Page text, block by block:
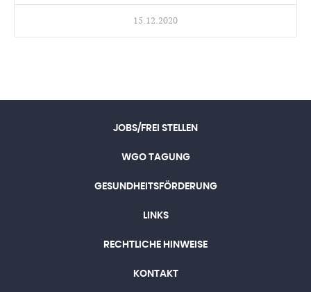
15.12.2020
JOBS/FREI STELLEN
WGO TAGUNG
GESUNDHEITSFÖRDERUNG
LINKS
RECHTLICHE HINWEISE
KONTAKT